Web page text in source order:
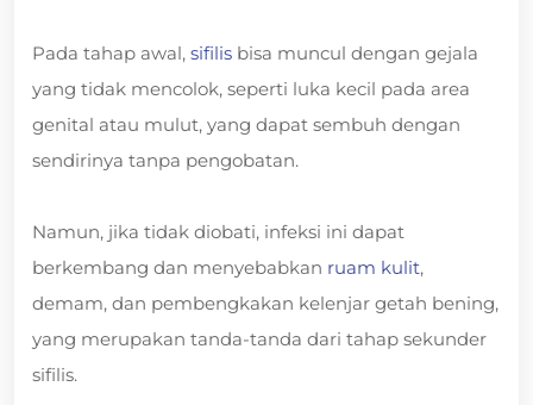
Pada tahap awal, sifilis bisa muncul dengan gejala
yang tidak mencolok, seperti luka kecil pada area
genital atau mulut, yang dapat sembuh dengan
sendirinya tanpa pengobatan.
Namun, jika tidak diobati, infeksi ini dapat
berkembang dan menyebabkan ruam kulit,
demam, dan pembengkakan kelenjar getah bening,
yang merupakan tanda-tanda dari tahap sekunder
sifilis.